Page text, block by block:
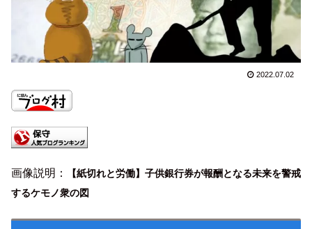
2022.07.02
画像説明：
【紙切れと労働】子供銀行券が報酬となる未来を警戒
するケモノ衆の図